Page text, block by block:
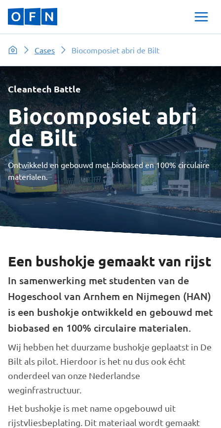
Cases Biocomposiet abri de Bilt
Cleantech Battle
Biocomposiet abri
de Bilt
Ontwikkeld en gebouwd met biobased en 100% circulaire
materialen.
Een bushokje gemaakt van rijst
In samenwerking met studenten van de
Hogeschool van Arnhem en Nijmegen (HAN)
is een bushokje ontwikkeld en gebouwd met
biobased en 100% circulaire materialen.
Wij hebben het duurzame bushokje geplaatst in De
Bilt als pilot. Hierdoor is het nu dus ook écht
onderdeel van onze Nederlandse
weginfrastructuur.
Het bushokje is met name opgebouwd uit
rijstvliesbeplating. Dit materiaal wordt gemaakt